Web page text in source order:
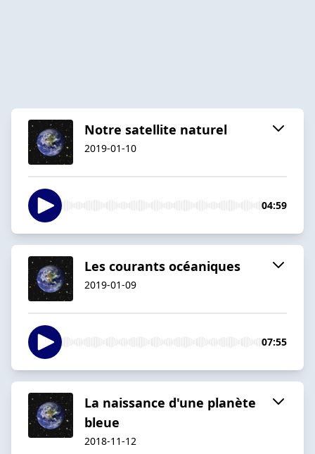
Notre satellite naturel
2019-01-10
04:59
Les courants océaniques
2019-01-09
07:55
La naissance d'une planète
bleue
2018-11-12